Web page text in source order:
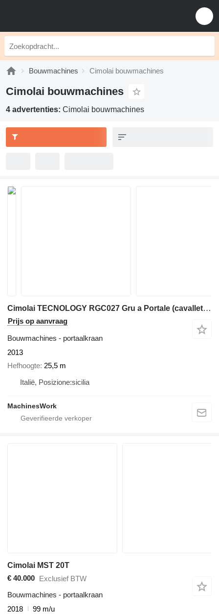
Bouwmachines Cimolai bouwmachines
Cimolai bouwmachines
4 advertenties: Cimolai bouwmachines
Cimolai TECNOLOGY RGC027 Gru a Portale (cavalletto) - 340 T
Prijs op aanvraag
Bouwmachines - portaalkraan
2013
Hefhoogte 25,5 m
Italië, Posizione:sicilia
MachinesWork
Cimolai MST 20T
€ 40.000 Exclusief BTW
Bouwmachines - portaalkraan
2018
99 m/u